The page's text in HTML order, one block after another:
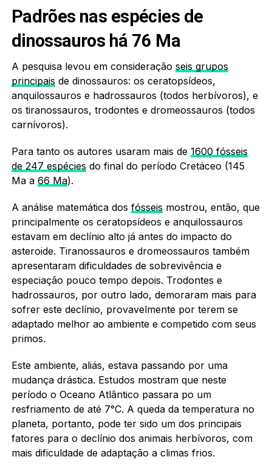
Padrões nas espécies de
dinossauros há 76 Ma
A pesquisa levou em consideração seis grupos
principais de dinossauros: os ceratopsídeos,
anquilossauros e hadrossauros (todos herbívoros), e
os tiranossauros, trodontes e dromeossauros (todos
carnívoros).
Para tanto os autores usaram mais de 1600 fósseis
de 247 espécies do final do período Cretáceo (145
Ma a 66 Ma).
A análise matemática dos fósseis mostrou, então, que
principalmente os ceratopsídeos e anquilossauros
estavam em declínio alto já antes do impacto do
asteroide. Tiranossauros e dromeossauros também
apresentaram dificuldades de sobrevivência e
especiação pouco tempo depois. Trodontes e
hadrossauros, por outro lado, demoraram mais para
sofrer este declínio, provavelmente por terem se
adaptado melhor ao ambiente e competido com seus
primos.
Este ambiente, aliás, estava passando por uma
mudança drástica. Estudos mostram que neste
período o Oceano Atlântico passara po um
resfriamento de até 7°C. A queda da temperatura no
planeta, portanto, pode ter sido um dos principais
fatores para o declínio dos animais herbívoros, com
mais dificuldade de adaptação a climas frios.